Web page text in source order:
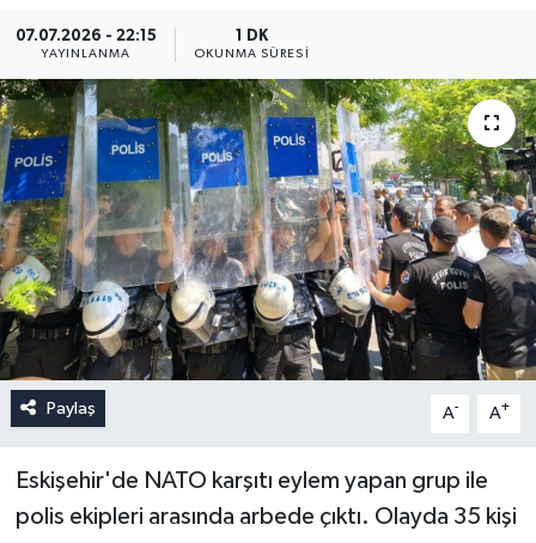
07.07.2026 - 22:15
YAYINLANMA
1 DK
OKUNMA SÜRESI
Paylaş A- A+
Eskişehir'de NATO karşıtı eylem yapan grup ile
polis ekipleri arasında arbede çıktı. Olayda 35 kişi